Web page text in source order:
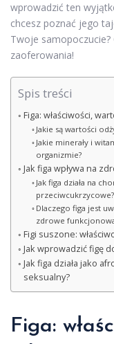
wprowadzić ten
chcesz poznać jego
Twoje
zaoferowania!
Spis treści
Figa: właściwości,
Jakie są wartości
Jakie minerały i
organizmie?
Jak figa wpływa na
Jak figa działa na
przeciwcukrzycowe?
Dlaczego figa jest
zdrowe
Figi suszone:
Jak wprowadzić figę
Jak figa działa jako
seksualny?
Figa: